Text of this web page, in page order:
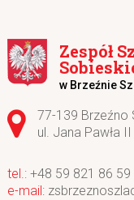
Zespół
w Brzeźnie
Adres pocztowy:
77-139 Brzeźno
ul. Jana Pawła
+48 59 821 86 59